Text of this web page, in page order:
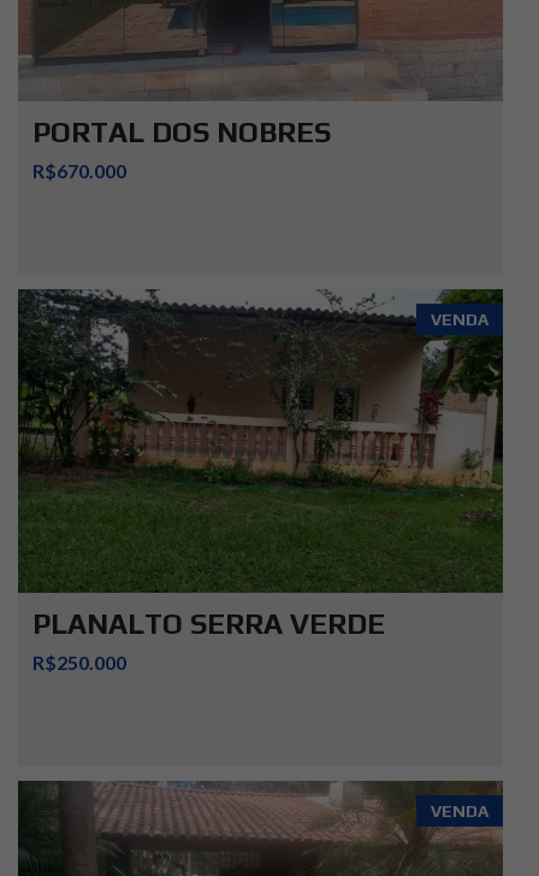
PORTAL DOS NOBRES
R$670.000
VENDA
PLANALTO SERRA VERDE
R$250.000
VENDA